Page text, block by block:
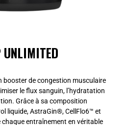
booster de congestion musculaire
le flux sanguin, l’hydratation
Grâce à sa composition
liquide, AstraGin®, CellFlo6™ et
entraînement en véritable